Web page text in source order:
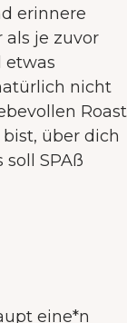
erinnere
als je zuvor
etwas
nicht
über dich
soll SPAß
eine*n